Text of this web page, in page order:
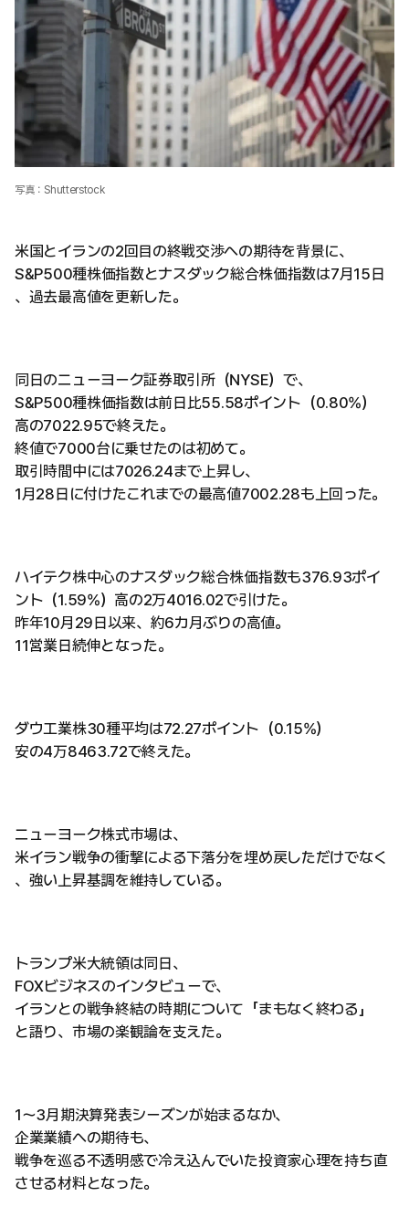
写真：Shutterstock
米国とイランの2回目の終戦交渉への期待を背景に、
S&P500種株価指数とナスダック総合株価指数は7月15日
、過去最高値を更新した。
同日のニューヨーク証券取引所（NYSE）で、
S&P500種株価指数は前日比55.58ポイント（0.80%）
高の7022.95で終えた。
終値で7000台に乗せたのは初めて。
取引時間中には7026.24まで上昇し、
1月28日に付けたこれまでの最高値7002.28も上回った。
ハイテク株中心のナスダック総合株価指数も376.93ポイ
ント（1.59%）高の2万4016.02で引けた。
昨年10月29日以来、約6カ月ぶりの高値。
11営業日続伸となった。
ダウ工業株30種平均は72.27ポイント（0.15%）
安の4万8463.72で終えた。
ニューヨーク株式市場は、
米イラン戦争の衝撃による下落分を埋め戻しただけでなく
、強い上昇基調を維持している。
トランプ米大統領は同日、
FOXビジネスのインタビューで、
イランとの戦争終結の時期について「まもなく終わる」
と語り、市場の楽観論を支えた。
1～3月期決算発表シーズンが始まるなか、
企業業績への期待も、
戦争を巡る不透明感で冷え込んでいた投資家心理を持ち直
させる材料となった。